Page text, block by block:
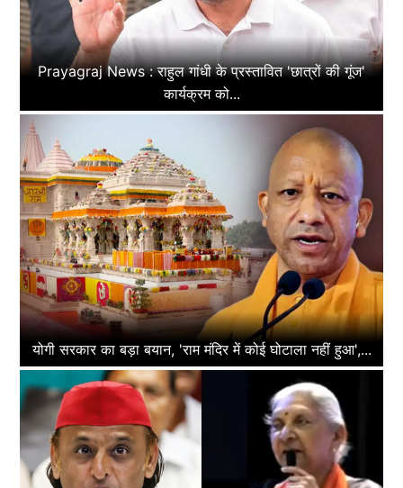
Prayagraj News : राहुल गांधी के प्रस्तावित 'छात्रों की गूंज'
कार्यक्रम को...
योगी सरकार का बड़ा बयान, 'राम मंदिर में कोई घोटाला नहीं हुआ',...